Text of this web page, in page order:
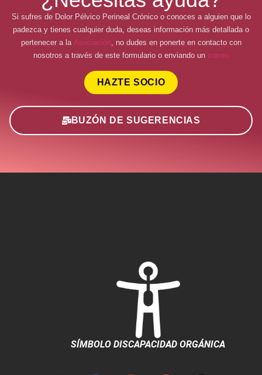
Si sufres de Dolor Pélvico Perineal Crónico o conoces a alguien que lo
padezca y tienes cualquier duda, deseas información más detallada o
pertenecer a la Asociación, no dudes en ponerte en contacto con
nosotros a través de este formulario o enviando un correo
HAZTE SOCIO
BUZÓN DE SUGERENCIAS
SÍMBOLO DISCAPACIDAD ORGÁNICA